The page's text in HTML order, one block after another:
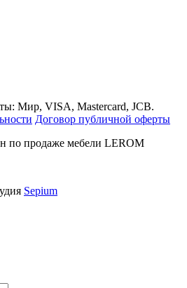
Договор публичной оферты
по продаже мебели LEROM
Sepium